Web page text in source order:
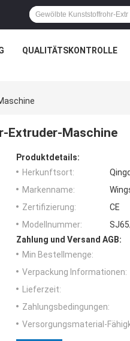
QUALITÄTSKONTROLLE
Extruder-Maschine
Produktdetails:
Herkunftsort:
Markenname:
Zertifizierung:
CE
Modellnummer:
Zahlung und Versand AGB:
Min Bestellmenge:
Verpackung Informationen:
Lieferzeit:
Zahlungsbedingungen:
Versorgungsmaterial-